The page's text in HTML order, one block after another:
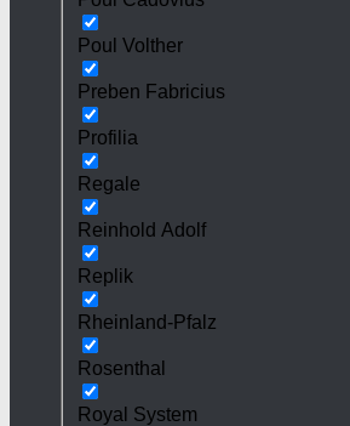
Poul Volther
Preben Fabricius
Profilia
Regale
Reinhold Adolf
Replik
Rheinland-Pfalz
Rosenthal
Royal System